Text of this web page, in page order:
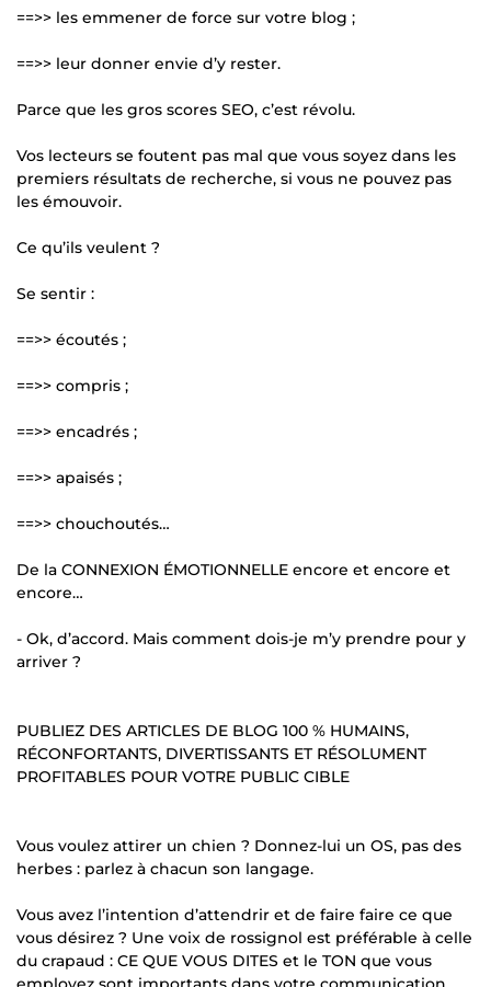
==>> les emmener de force sur votre blog ;
==>> leur donner envie d’y rester.
Parce que les gros scores SEO, c’est révolu.
Vos lecteurs se foutent pas mal que vous soyez dans les
premiers résultats de recherche, si vous ne pouvez pas
les émouvoir.
Ce qu’ils veulent ?
Se sentir :
==>> écoutés ;
==>> compris ;
==>> encadrés ;
==>> apaisés ;
==>> chouchoutés…
De la CONNEXION ÉMOTIONNELLE encore et encore et
encore…
- Ok, d’accord. Mais comment dois-je m’y prendre pour y
arriver ?
PUBLIEZ DES ARTICLES DE BLOG 100 % HUMAINS,
RÉCONFORTANTS, DIVERTISSANTS ET RÉSOLUMENT
PROFITABLES POUR VOTRE PUBLIC CIBLE
Vous voulez attirer un chien ? Donnez-lui un OS, pas des
herbes : parlez à chacun son langage.
Vous avez l’intention d’attendrir et de faire faire ce que
vous désirez ? Une voix de rossignol est préférable à celle
du crapaud : CE QUE VOUS DITES et le TON que vous